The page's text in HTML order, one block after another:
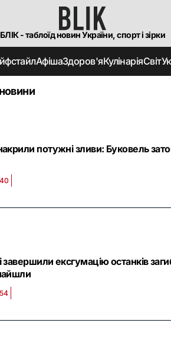
БЛІК - таблоїд новин України, спорт і зірки
АфішаЗдоров'яКулінаріяСвіт
потужні зливи: Буковель
ексгумацію останків